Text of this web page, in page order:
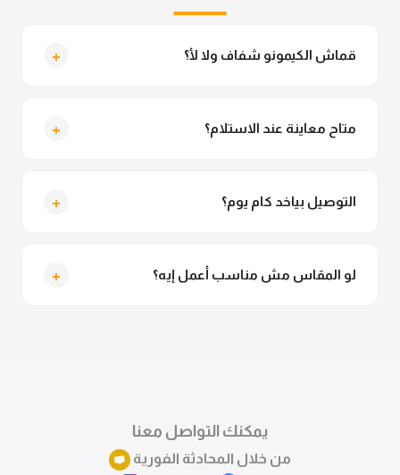
قماش الكيمونو شفاف ولا لأ؟ +
متاح معاينة عند الاستلام؟ +
التوصيل بياخد كام يوم؟ +
لو المقاس مش مناسب أعمل إيه؟ +
يمكنك التواصل معنا
من خلال المحادثة الفورية